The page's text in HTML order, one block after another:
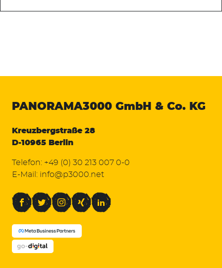
PANORAMA3000 GmbH & Co. KG
Kreuzbergstraße 28
D-10965 Berlin
Telefon: +49 (0) 30 213 007 0-0
E-Mail: info@p3000.net
FacebookTwitterInstagramXing LinkedIn